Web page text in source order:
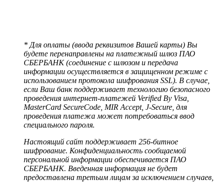
* Для оплаты (ввода реквизитов Вашей карты) Вы
будете перенаправлены на платежный шлюз ПАО
СБЕРБАНК (соединение с шлюзом и передача
информации осуществляется в защищенном режиме с
использованием протокола шифрования SSL). В случае,
если Ваш банк поддерживает технологию безопасного
проведения интернет-платежей Verified By Visa,
MasterCard SecureCode, MIR Accept, J-Secure, для
проведения платежа может потребоваться ввод
специального пароля.
Настоящий сайт поддерживает 256-битное
шифрование. Конфиденциальность сообщаемой
персональной информации обеспечивается ПАО
СБЕРБАНК. Введенная информация не будет
предоставлена третьим лицам за исключением случаев,